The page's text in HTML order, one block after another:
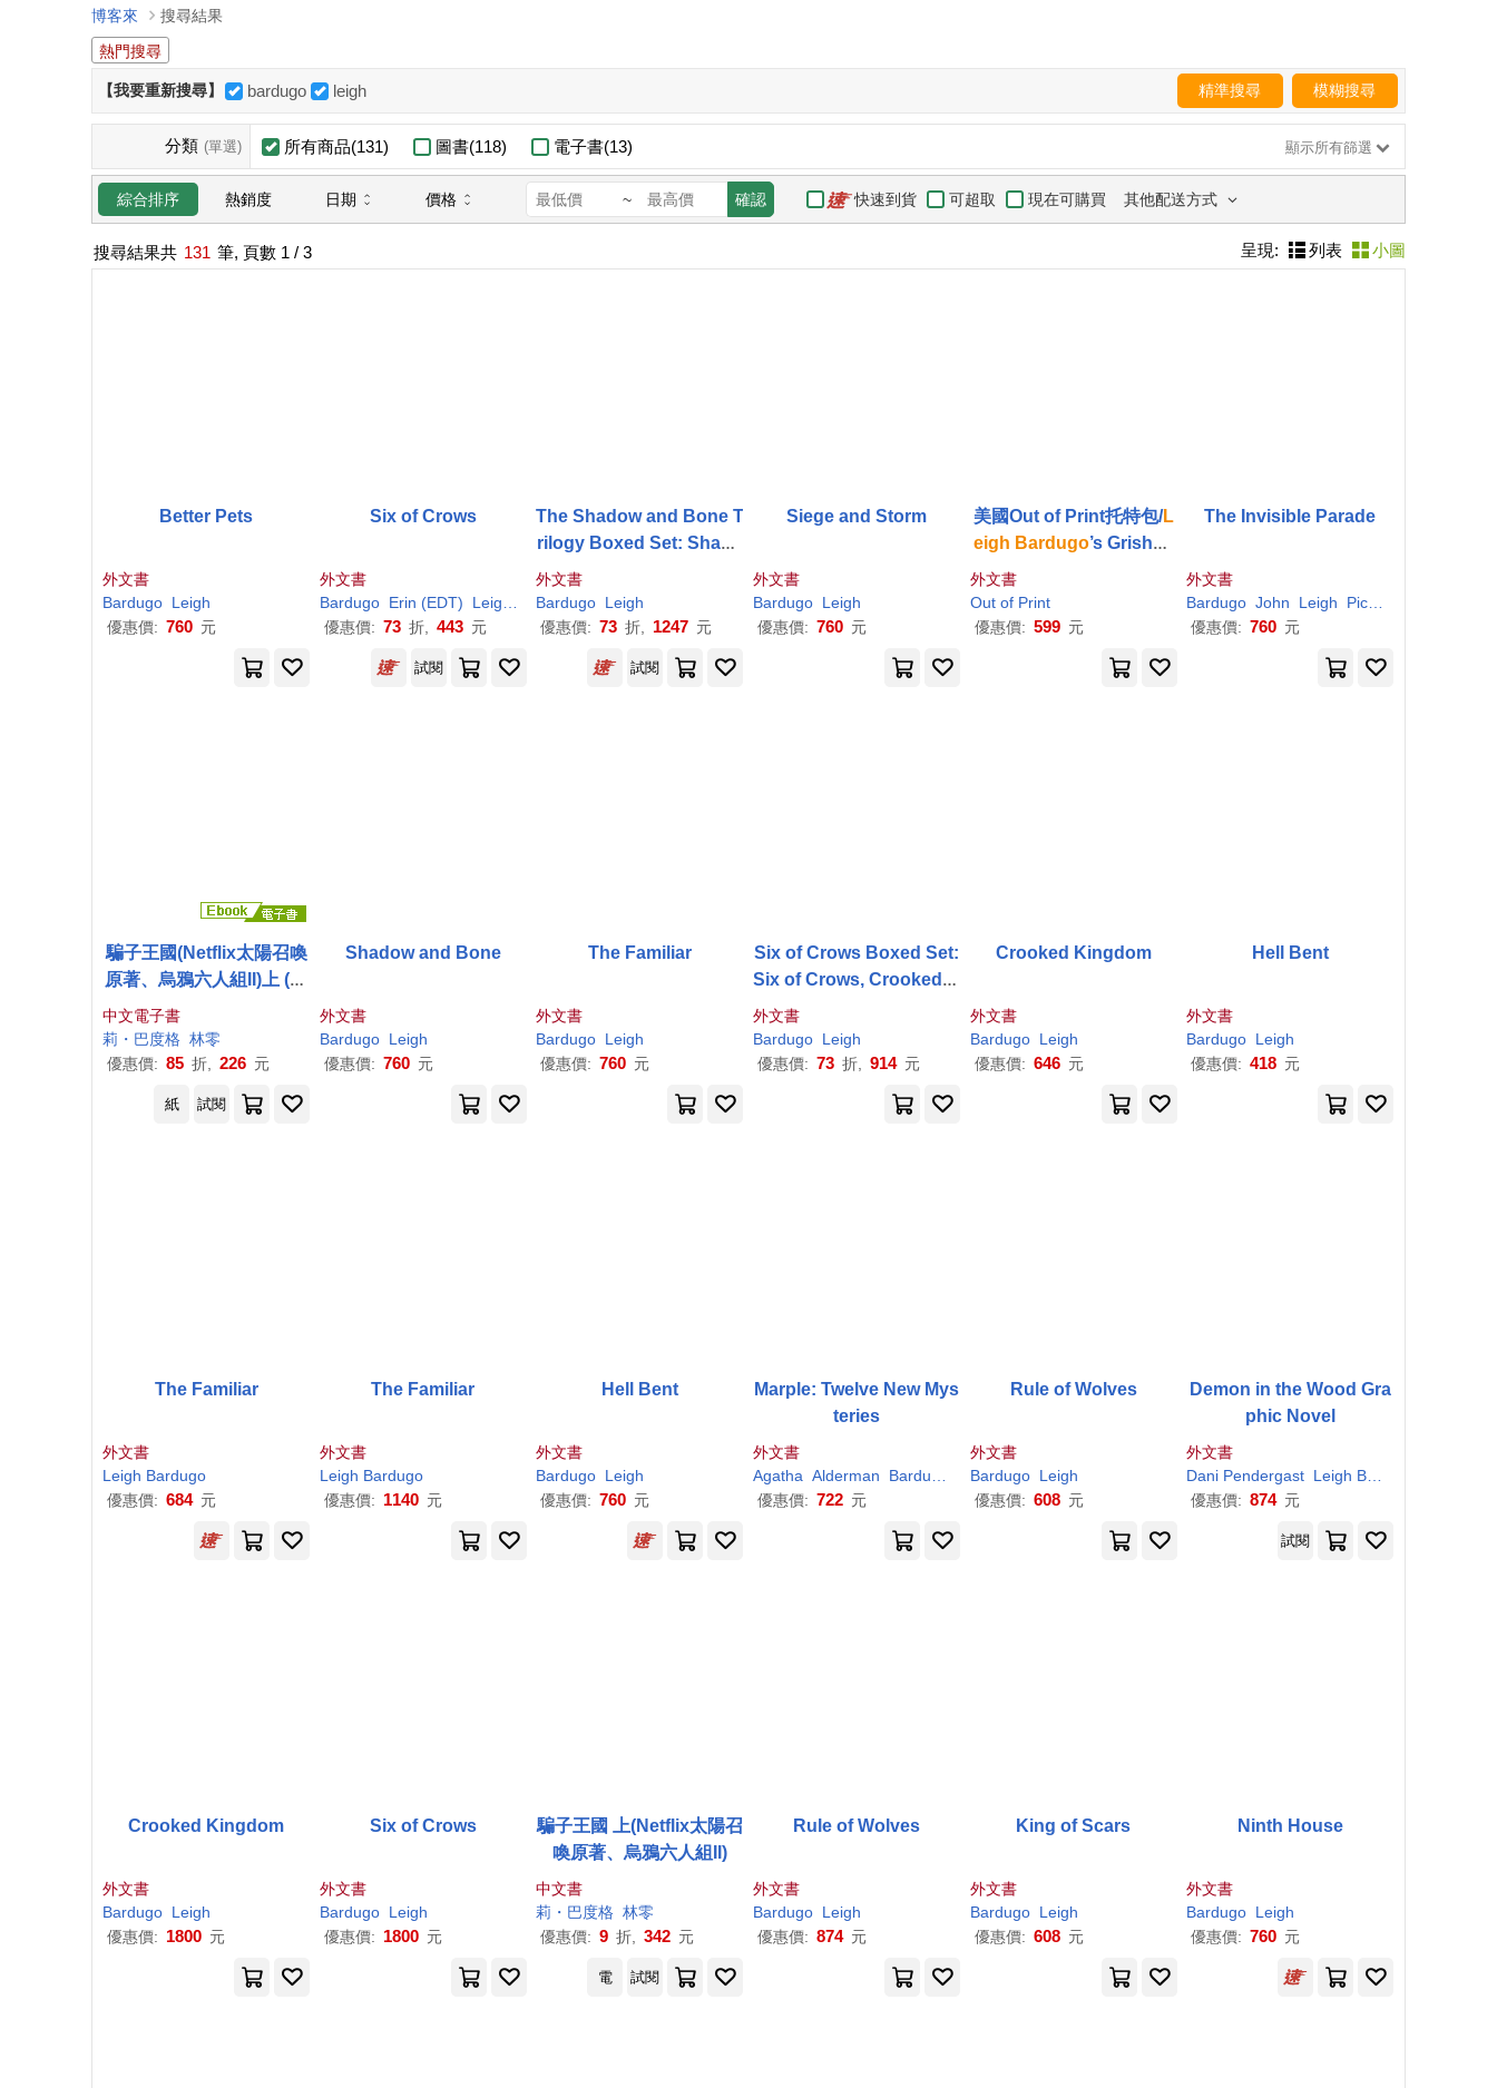
博客來
搜尋結果
熱門搜尋
【我要重新搜尋】 bardugo leigh 精準搜尋 模糊搜尋
分類 (單選) 所有商品(131) 圖書(118) 電子書(13) 顯示所有篩選
綜合排序 熱銷度 日期 價格 ~ 確認 快速到貨 可超取 現在可購買 其他配送方式
搜尋結果共 131 筆, 頁數 1 / 3 呈現: 列表 小圖
Better Pets
外文書
Bardugo Leigh
優惠價: 760 元
Six of Crows
外文書
Bardugo Erin (EDT) Leigh
/ Stein
優惠價: 73 折, 443 元
The Shadow and Bone T
rilogy Boxed Set: Shado
w and Bone, Siege and
Storm, Ruin and Rising
外文書
Bardugo Leigh
優惠價: 73 折, 1247 元
Siege and Storm
外文書
Bardugo Leigh
優惠價: 760 元
美國Out of Print托特包/L
eigh Bardugo’s Grishav
erse: Crow Club Tote Ba
外文書
Out of Print
優惠價: 599 元
The Invisible Parade
外文書
Bardugo John Leigh
Picacio
優惠價: 760 元
試閱 試閱
騙子王國(Netflix太陽召喚
原著、烏鴉六人組II)上 (電
中文電子書
莉・巴度格 林零
優惠價: 85 折, 226 元
Shadow and Bone
外文書
Bardugo Leigh
優惠價: 760 元
The Familiar
外文書
Bardugo Leigh
優惠價: 760 元
Six of Crows Boxed Set:
Six of Crows, Crooked K
外文書
Bardugo Leigh
優惠價: 73 折, 914 元
Crooked Kingdom
外文書
Bardugo Leigh
優惠價: 646 元
Hell Bent
外文書
Bardugo Leigh
優惠價: 418 元
紙 試閱
The Familiar
外文書
Leigh Bardugo
優惠價: 684 元
The Familiar
外文書
Leigh Bardugo
優惠價: 1140 元
Hell Bent
外文書
Bardugo Leigh
優惠價: 760 元
Marple: Twelve New Mys
teries
外文書
Agatha Alderman Bardugo Christie Leigh
Naomi
優惠價: 722 元
Rule of Wolves
外文書
Bardugo Leigh
優惠價: 608 元
Demon in the Wood Gra
phic Novel
外文書
Dani Pendergast Leigh Bardugo
優惠價: 874 元
試閱
Crooked Kingdom
外文書
Bardugo Leigh
優惠價: 1800 元
Six of Crows
外文書
Bardugo Leigh
優惠價: 1800 元
騙子王國 上(Netflix太陽召
喚原著、烏鴉六人組II)
中文書
莉・巴度格 林零
優惠價: 9 折, 342 元
Rule of Wolves
外文書
Bardugo Leigh
優惠價: 874 元
King of Scars
外文書
Bardugo Leigh
優惠價: 608 元
Ninth House
外文書
Bardugo Leigh
優惠價: 760 元
電 試閱